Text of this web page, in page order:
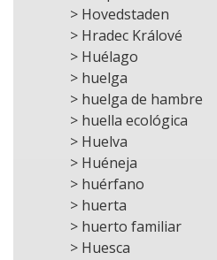
> Hovedstaden
> Hradec Králové
> Huélago
> huelga
> huelga de hambre
> huella ecológica
> Huelva
> Huéneja
> huérfano
> huerta
> huerto familiar
> Huesca